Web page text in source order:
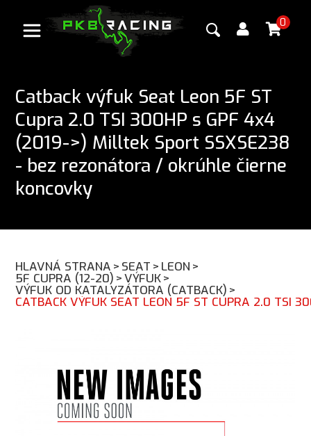
0
Catback výfuk Seat Leon 5F ST
Cupra 2.0 TSI 300HP s GPF 4x4
(2019->) Milltek Sport SSXSE238
- bez rezonátora / okrúhle čierne
koncovky
HLAVNÁ STRANA > SEAT > LEON >
5F CUPRA (12-20) >VÝFUK>
VÝFUK OD KATALYZÁTORA (CATBACK) >